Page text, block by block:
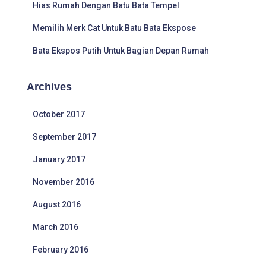
Hias Rumah Dengan Batu Bata Tempel
Memilih Merk Cat Untuk Batu Bata Ekspose
Bata Ekspos Putih Untuk Bagian Depan Rumah
Archives
October 2017
September 2017
January 2017
November 2016
August 2016
March 2016
February 2016